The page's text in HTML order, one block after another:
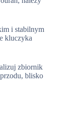
i stabilnym
kluczyka
zbiornik
blisko